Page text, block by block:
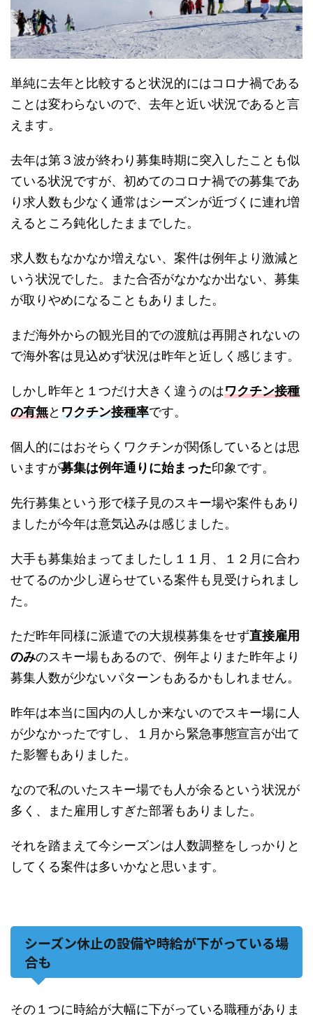
単純に去年と比較すると状況的にはコロナ禍である
ことは変わらないので、去年と近い状況であると言
えます。
去年は第３波が終わり募集時期に突入したことも似
ている状況ですが、初めてのコロナ禍での募集であ
り求人数も少なく通常はシーズンが近づくに連れ増
えるところ鈍化したままでした。
求人数もなかなか増えない、案件は例年より激減と
いう状況でした。また合否がなかなか出ない、募集
が取りやめになることもありました。
まだ海外からの観光目的での渡航は再開されないの
で海外客は見込めず状況は昨年と近しく感じます。
しかし昨年と１つだけ大きく違うのはワクチン接種
の有無とワクチン接種率です。
個人的にはおそらくワクチンが関係しているとは思
いますが募集は例年通りに始まった印象です。
先行募集という形で様子見のスキー場や案件もあり
ましたが今年は意気込みは感じました。
大手も募集始まってましたし１１月、１２月に合わ
せてるのか少し遅らせている案件も見受けられまし
た。
ただ昨年同様に派遣での大規模募集をせず直接雇用
のみのスキー場もあるので、例年よりまた昨年より
募集人数が少ないパターンもあるかもしれません。
昨年は本当に国内の人しか来ないのでスキー場に人
が少なかったですし、１月から緊急事態宣言が出て
た影響もありました。
なので私のいたスキー場でも人が余るという状況が
多く、また雇用しすぎた部署もありました。
それを踏まえて今シーズンは人数調整をしっかりと
してくる案件は多いかなと思います。
シーズン休止の設備や時給が下がっている場
合も
その１つに時給が大幅に下がっている職種がありま